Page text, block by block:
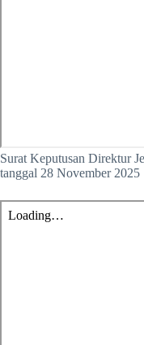
Surat Keputusan Direktur
tanggal 28 November 2025